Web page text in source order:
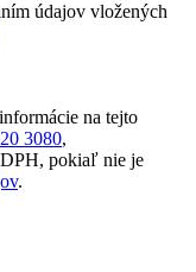
údajov vložených
na tejto
3080,
DPH, pokiaľ nie je
.